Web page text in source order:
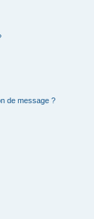
de message ?